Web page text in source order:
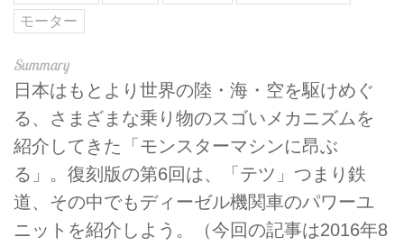
モーター
日本はもとより世界の陸・海・空を駆けめぐ
る、さまざまな乗り物のスゴいメカニズムを
紹介してきた「モンスターマシンに昂ぶ
る」。復刻版の第6回は、「テツ」つまり鉄
道、その中でもディーゼル機関車のパワーユ
ニットを紹介しよう。（今回の記事は2016年8